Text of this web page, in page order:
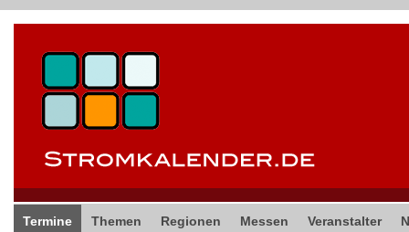
Termine Themen Regionen Messen Veranstalter